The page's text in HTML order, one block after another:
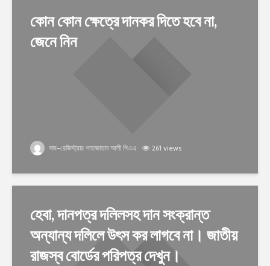
কোন কোন ক্ষেত্রে দানকর দিতে হবে না,
জেনে নিন
সাব-রেজিস্ট্রার শাহাজাহান আলী পিএএ 261 views
হেবা, দানপত্র দলিলসহ দান সংক্রান্ত
অন্যান্য দলিলে উৎস কর লাগবে না। জাতীয়
রাজস্ব বোর্ডের পরিপত্র দেখুন।